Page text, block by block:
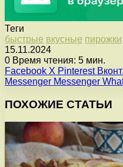
Теги
быстрые вкусные пирожки
15.11.2024
0 Время чтения: 5 мин.
Facebook X Pinterest
Messenger Messenger
ПОХОЖИЕ СТАТЬИ